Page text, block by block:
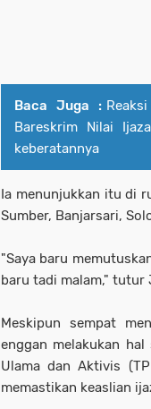
Baca Juga :
Bareskrim Nilai
keberatannya
Ia menunjukkan itu di
Sumber, Banjarsari,
"Saya baru
baru tadi malam," tutur
Meskipun sempat
enggan melakukan
Ulama dan Aktivis
memastikan keaslian